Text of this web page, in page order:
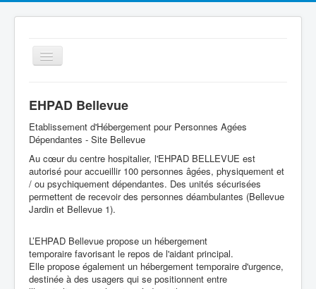
Basculer
la
Le Centre Hospitalier
Espace Patient
Les services
Qualité
EHPAD Bellevue
Etablissement d'Hébergement pour Personnes Agées
Dépendantes - Site Bellevue
Au cœur du centre hospitalier, l'EHPAD BELLEVUE est
autorisé pour accueillir 100 personnes âgées, physiquement et
/ ou psychiquement dépendantes. Des unités sécurisées
permettent de recevoir des personnes déambulantes (Bellevue
Jardin et Bellevue 1).
L’EHPAD Bellevue propose un hébergement
temporaire favorisant le repos de l'aidant principal.
Elle propose également un hébergement temporaire d'urgence,
destinée à des usagers qui se positionnent entre